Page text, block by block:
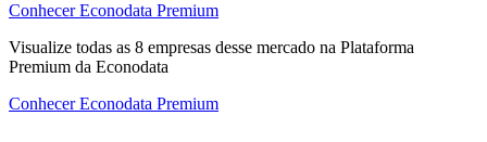
Conhecer Econodata Premium
Visualize todas as 8 empresas desse mercado na Plataforma
Premium da Econodata
Conhecer Econodata Premium